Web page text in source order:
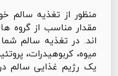
منظور از تغذیه سالم
مقدار مناسب از گروه
اند. در تغذیه سالم
میوه، کربوهیدرات،
یک رژیم غذایی سالم